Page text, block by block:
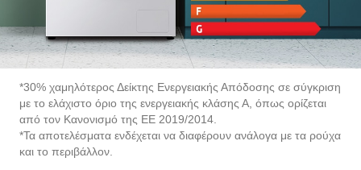
*30% χαμηλότερος Δείκτης Ενεργειακής Απόδοσης σε σύγκριση
με το ελάχιστο όριο της ενεργειακής κλάσης Α, όπως ορίζεται
από τον Κανονισμό της ΕΕ 2019/2014.
*Τα αποτελέσματα ενδέχεται να διαφέρουν ανάλογα με τα ρούχα
και το περιβάλλον.